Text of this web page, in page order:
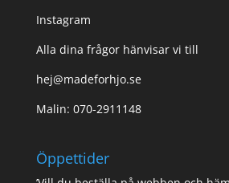
Instagram
Alla dina frågor hänvisar vi till
hej@madeforhjo.se
Malin: 070-2911148
Öppettider